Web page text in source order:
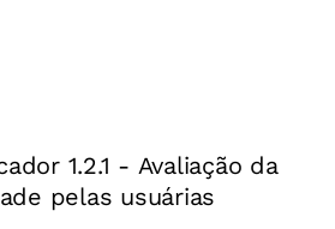
pandorga no Rio Grande
Gerais...